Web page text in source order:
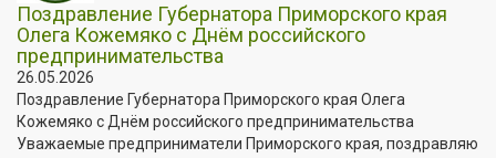
Поздравление Губернатора Приморского края
Олега Кожемяко с Днём российского
предпринимательства
26.05.2026
Поздравление Губернатора Приморского края Олега
Кожемяко с Днём российского предпринимательства
Уважаемые предприниматели Приморского края, поздравляю